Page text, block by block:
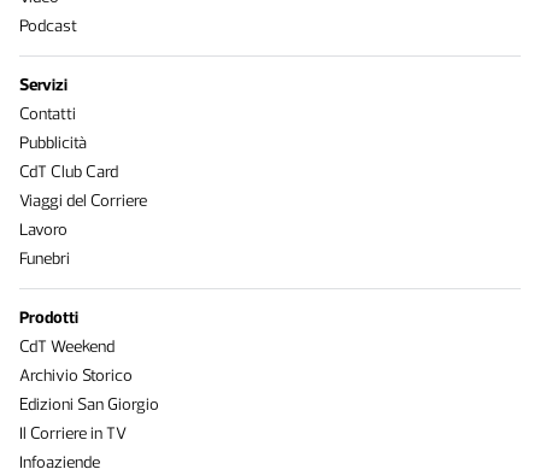
Podcast
Servizi
Contatti
Pubblicità
CdT Club Card
Viaggi del Corriere
Lavoro
Funebri
Prodotti
CdT Weekend
Archivio Storico
Edizioni San Giorgio
Il Corriere in TV
Infoaziende